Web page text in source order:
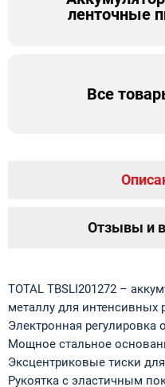
ленточные
Все
Отзывы и
TOTAL TBSLI201272 –
металлу для интенсивных
Электронная регулировка
Мощное стальное
Эксцентриковые тиски
Рукоятка с эластичным